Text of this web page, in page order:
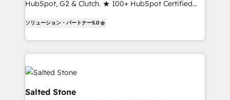
HubSpot, G2 & Clutch. ★ 100+ HubSpot Certified
implementations across five continents ★ AI-First,
RevOps-led, Onboarding obsessed ★ Company of
the Year 2024/25 INSIDEA helps growing companies
turn HubSpot into a revenue engine. We onboard
your team, migrate your data, and build AI-powered
workflows that drive adoption from week one, in
ソリューション・パートナー5.0
Salted Stone